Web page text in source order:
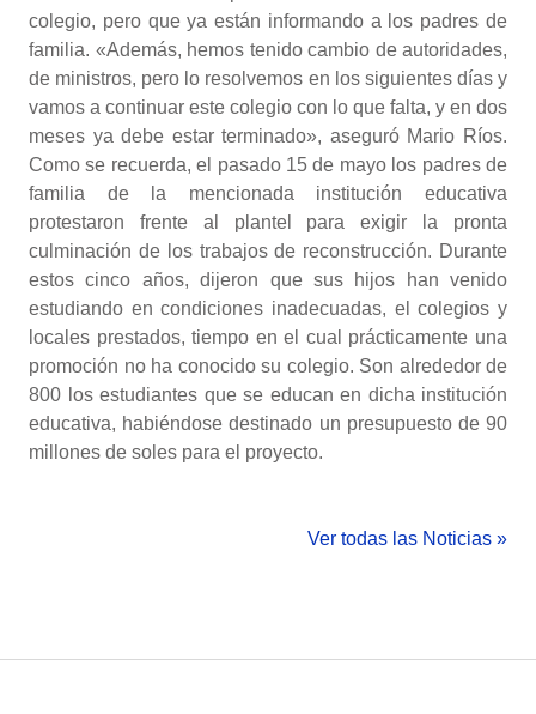
colegio, pero que ya están informando a los padres de
familia. «Además, hemos tenido cambio de autoridades,
de ministros, pero lo resolvemos en los siguientes días y
vamos a continuar este colegio con lo que falta, y en dos
meses ya debe estar terminado», aseguró Mario Ríos.
Como se recuerda, el pasado 15 de mayo los padres de
familia de la mencionada institución educativa
protestaron frente al plantel para exigir la pronta
culminación de los trabajos de reconstrucción. Durante
estos cinco años, dijeron que sus hijos han venido
estudiando en condiciones inadecuadas, el colegios y
locales prestados, tiempo en el cual prácticamente una
promoción no ha conocido su colegio. Son alrededor de
800 los estudiantes que se educan en dicha institución
educativa, habiéndose destinado un presupuesto de 90
millones de soles para el proyecto.
Ver todas las Noticias »